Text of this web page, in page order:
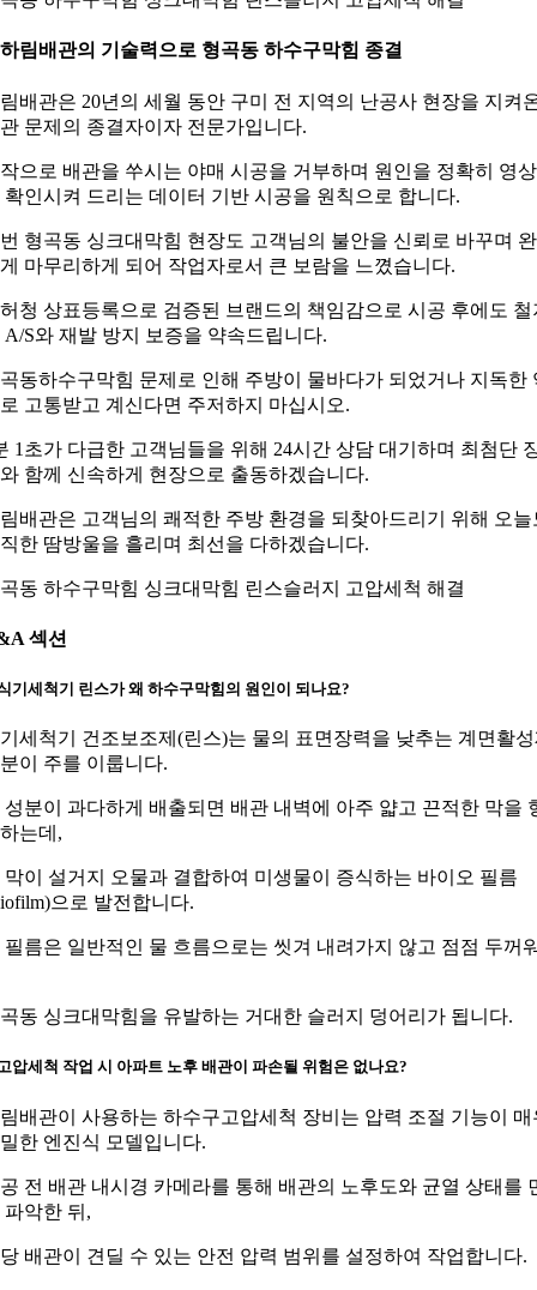
림배관의 기술력으로 형곡동 하수구막힘 종결
배관은 20년의 세월 동안 구미 전 지역의 난공사 현장을 지켜
문제의 종결자이자 전문가입니다.
으로 배관을 쑤시는 야매 시공을 거부하며 원인을 정확히 영
확인시켜 드리는 데이터 기반 시공을 원칙으로 합니다.
형곡동 싱크대막힘 현장도 고객님의 불안을 신뢰로 바꾸며
마무리하게 되어 작업자로서 큰 보람을 느꼈습니다.
청 상표등록으로 검증된 브랜드의 책임감으로 시공 후에도 철
A/S와 재발 방지 보증을 약속드립니다.
동하수구막힘 문제로 인해 주방이 물바다가 되었거나 지독한
고통받고 계신다면 주저하지 마십시오.
1초가 다급한 고객님들을 위해 24시간 상담 대기하며 최첨단
함께 신속하게 현장으로 출동하겠습니다.
배관은 고객님의 쾌적한 주방 환경을 되찾아드리기 위해 오늘
한 땀방울을 흘리며 최선을 다하겠습니다.
동 하수구막힘 싱크대막힘 린스슬러지 고압세척 해결
섹션
기세척기 린스가 왜 하수구막힘의 원인이 되나요?
세척기 건조보조제(린스)는 물의 표면장력을 낮추는 계면활
이 주를 이룹니다.
성분이 과다하게 배출되면 배관 내벽에 아주 얇고 끈적한 막을
는데,
막이 설거지 오물과 결합하여 미생물이 증식하는 바이오 필름
으로 발전합니다.
필름은 일반적인 물 흐름으로는 씻겨 내려가지 않고 점점 두꺼
동 싱크대막힘을 유발하는 거대한 슬러지 덩어리가 됩니다.
압세척 작업 시 아파트 노후 배관이 파손될 위험은 없나요?
배관이 사용하는 하수구고압세척 장비는 압력 조절 기능이 매
한 엔진식 모델입니다.
전 배관 내시경 카메라를 통해 배관의 노후도와 균열 상태를
파악한 뒤,
배관이 견딜 수 있는 안전 압력 범위를 설정하여 작업합니다.